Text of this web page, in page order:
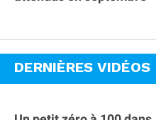
DERNIÈRES VIDÉOS